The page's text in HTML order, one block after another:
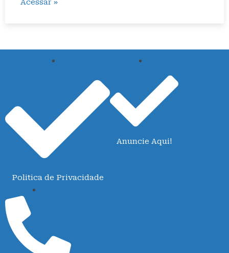
Acessar »
Politica de Privacidade
Anuncie Aqui!